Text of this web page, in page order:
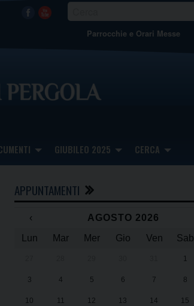
Facebook
Youtube
Parrocchie e Orari Messe
GIUBILEO 2025 CERCA
APPUNTAMENTI
‹ AGOSTO 2026
Lun
Mar Mer Gio Ven Sab
1
3 4 5 6 7 8
10 11 12 13 14 15